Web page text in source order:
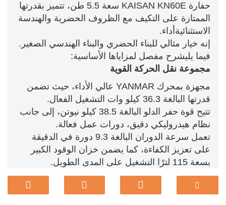
حفارة KAISAN KN60E سعة 5.5 طن، تتميز بقدرتها
الممتازة على التكيف مع الظروف الحضرية والهندسة
الاستثنائية أداء.
إنه خيار مثالي للبناء الحضري والبناء الهندسي الصغير.
فيما يليشرح مفصل لمزاياها الأساسية:
مجموعة نقل الحركة القوية
مجهزة بمحرك YANMAR عالي الأداء، حيث تضمن
قدرتها البالغة 36.3 كيلو وات التشغيل الفعال.
تتيح قوة حفر الدلو البالغة 38.5 كيلو نيوتن، إلى جانب
نظام هيدروليكي دقيق، دورات عمل فعالة.
تعمل سرعة الدوران البالغة 9.3 دورة في الدقيقة
على تعزيز الكفاءة، كما يضمن خزان الوقود الكبير
بسعة 115 لترًا التشغيل على المدى الطويل.
القدرة على المناورة
يتناسب التصميم المدمج (5.87 م × 1.86 م) بسهولة